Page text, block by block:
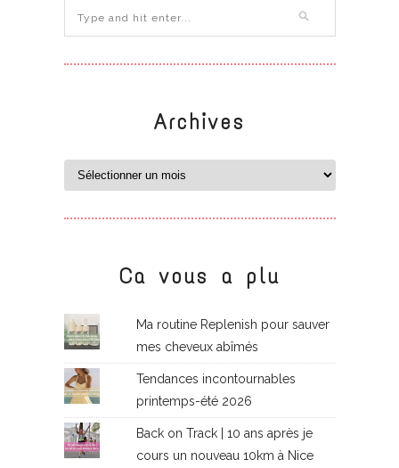
Archives
Ca vous a plu
Ma routine Replenish pour sauver
mes cheveux abîmés
Tendances incontournables
printemps-été 2026
Back on Track | 10 ans après je
cours un nouveau 10km à Nice